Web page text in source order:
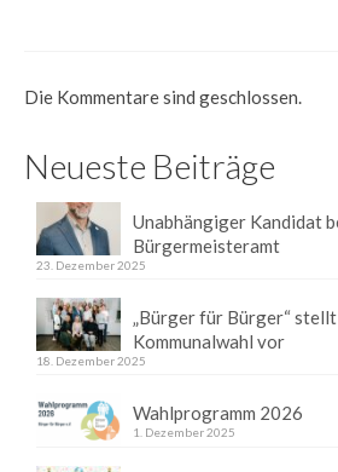
Die Kommentare sind geschlossen.
Neueste Beiträge
Unabhängiger Kandidat
Bürgermeisteramt
23. Dezember 2025
„Bürger für Bürger“
Kommunalwahl vor
18. Dezember 2025
Wahlprogramm 2026
1. Dezember 2025